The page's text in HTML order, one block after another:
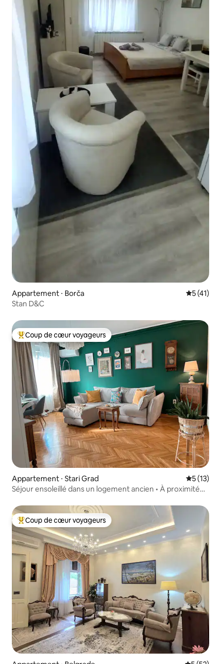
Appartement ⋅ Borča
5 (41)
Stan D&C
Coups de cœur voyageurs les plus appréciés
Coup de cœur voyageurs
Appartement ⋅ Stari Grad
5 (13)
Séjour ensoleillé dans un logement ancien • À proximité
Coups de cœur voyageurs les plus appréciés
Coup de cœur voyageurs